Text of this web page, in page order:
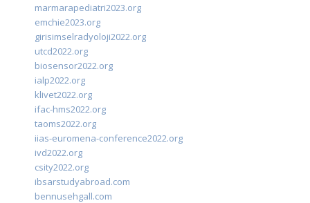
marmarapediatri2023.org
emchie2023.org
girisimselradyoloji2022.org
utcd2022.org
biosensor2022.org
ialp2022.org
klivet2022.org
ifac-hms2022.org
taoms2022.org
iias-euromena-conference2022.org
ivd2022.org
csity2022.org
ibsarstudyabroad.com
bennusehgall.com